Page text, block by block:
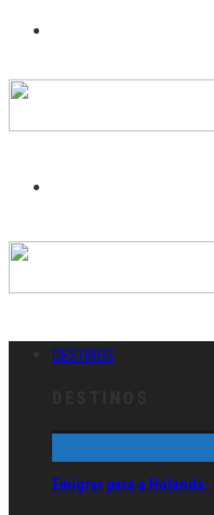
DESTINOS
Emigrar para a